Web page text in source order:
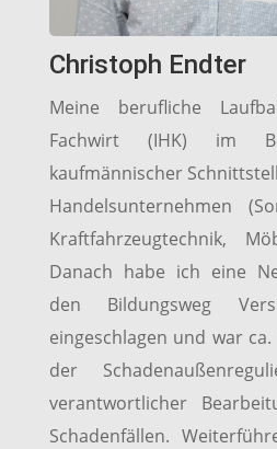
Christoph Endter
Meine berufliche
Fachwirt (IHK) im
kaufmännischer
Handelsunternehmen
Kraftfahrzeugtechnik,
Danach habe ich eine
den Bildungsweg
eingeschlagen und war
der
verantwortlicher
Schadenfällen.